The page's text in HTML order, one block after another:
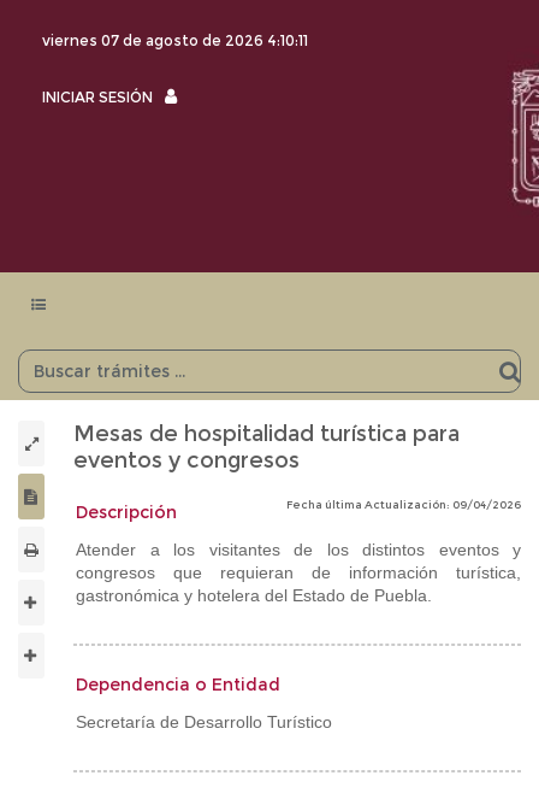
viernes 07 de agosto de 2026 4:10:12
INICIAR SESIÓN
INICIAR
Menu
Mesas de hospitalidad turística para
eventos y congresos
Fecha última Actualización: 09/04/2026
Descripción
Atender a los visitantes de los distintos eventos y
congresos que requieran de información turística,
gastronómica y hotelera del Estado de Puebla.
Dependencia o Entidad
Secretaría de Desarrollo Turístico